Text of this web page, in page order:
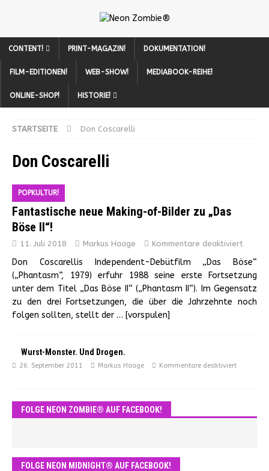
CONTENT! PRINT-MAGAZIN! DOKUMENTATION!
FILM-EDITIONEN! WEB-SHOW! MEDIABOOK-REIHE!
ONLINE-SHOP! HISTORIE!
STARTSEITE Don Coscarelli
Don Coscarelli
POPKULTUR!
Fantastische neue Making-of-Bilder zu „Das
Böse II“!
11. Juli 2018 Markus Haage Kommentare deaktiviert
Don Coscarellis Independent-Debütfilm „Das Böse“
(„Phantasm“, 1979) erfuhr 1988 seine erste Fortsetzung
unter dem Titel „Das Böse II“ („Phantasm II“). Im Gegensatz
zu den drei Fortsetzungen, die über die Jahrzehnte noch
folgen sollten, stellt der … [vorspulen]
Wurst-Monster. Und Drogen.
26. September 2011 Markus Haage Kommentare deaktiviert
FOLGE NEON ZOMBIE® AUF FACEBOOK!
FOLGE NEON MIDNIGHT® AUF FACEBOOK!